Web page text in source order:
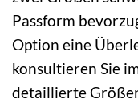
Passform
Option eine
konsultieren Sie
detaillierte